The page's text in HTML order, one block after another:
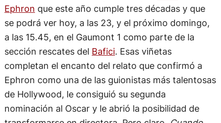
Ephron que este año cumple tres décadas y que
se podrá ver hoy, a las 23, y el próximo domingo,
a las 15.45, en el Gaumont 1 como parte de la
sección rescates del Bafici. Esas viñetas
completan el encanto del relato que confirmó a
Ephron como una de las guionistas más talentosas
de Hollywood, le consiguió su segunda
nominación al Oscar y le abrió la posibilidad de